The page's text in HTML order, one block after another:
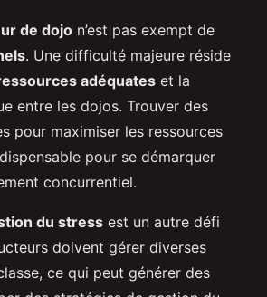
de dojo n’est pas exempt de
. Une difficulté majeure réside
adéquates et la
entre les dojos. Trouver des
pour maximiser les ressources
pour se démarquer
concurrentiel.
du stress est un autre défi
doivent gérer diverses
ce qui peut générer des